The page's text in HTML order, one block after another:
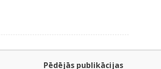
Pēdējās publikācijas